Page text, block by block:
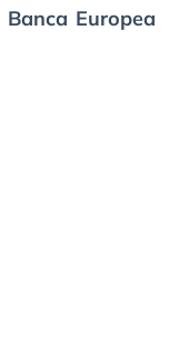
Banca Europea